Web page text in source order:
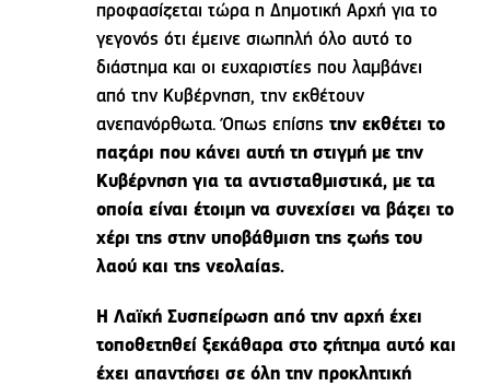
προφασίζεται τώρα η Δημοτική Αρχή για το
γεγονός ότι έμεινε σιωπηλή όλο αυτό το
διάστημα και οι ευχαριστίες που λαμβάνει
από την Κυβέρνηση, την εκθέτουν
ανεπανόρθωτα. Όπως επίσηςτην εκθέτει το
παζάρι που κάνει αυτή τη στιγμή με την
Κυβέρνηση για τα αντισταθμιστικά, με τα
οποία είναι έτοιμη να συνεχίσει να βάζει το
χέρι της στην υποβάθμιση της ζωής του
λαού και της νεολαίας.
Η Λαϊκή Συσπείρωση από την αρχή έχει
τοποθετηθεί ξεκάθαρα στο ζήτημα αυτό και
έχει απαντήσει σε όλη την προκλητική